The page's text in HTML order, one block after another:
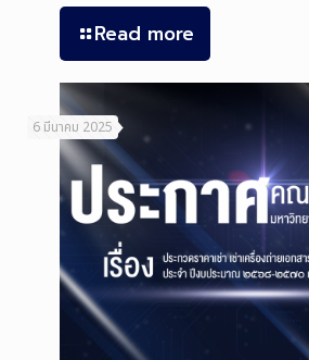
Read more
6 มีนาคม 2025